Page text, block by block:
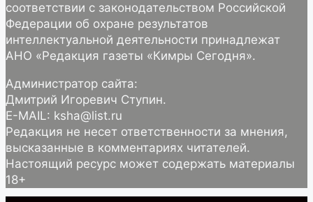
соответствии с законодательством Российской
Федерации об охране результатов
интеллектуальной деятельности принадлежат
АНО «Редакция газеты «Кимры Сегодня».
Администратор сайта:
Дмитрий Игоревич Ступин.
E-MAIL: ksha@list.ru
Редакция не несет ответственности за мнения,
высказанные в комментариях читателей.
Настоящий ресурс может содержать материалы
18+